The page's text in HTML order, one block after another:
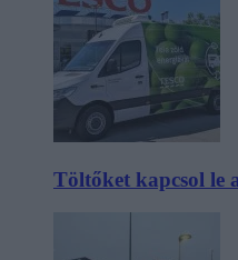
Töltőket kapcsol le